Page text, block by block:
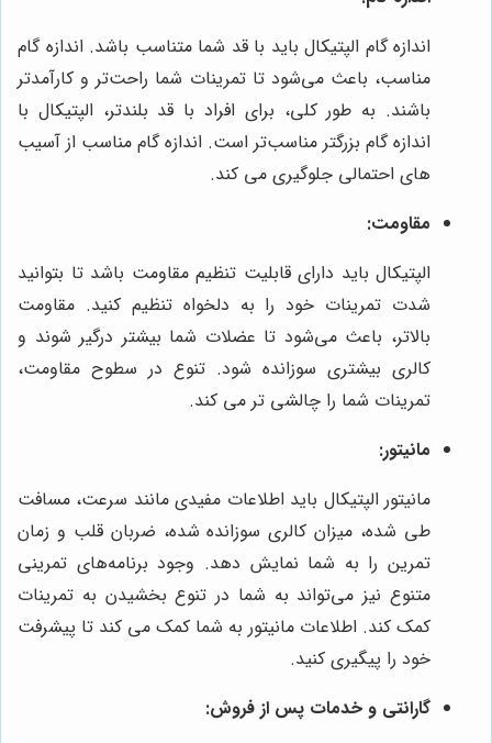
اندازه گام الپتیکال باید با قد شما متناسب باشد. اندازه گام
مناسب، باعث می‌شود تا تمرینات شما راحت‌تر و کارآمدتر
باشند. به طور کلی، برای افراد با قد بلندتر، الپتیکال با
اندازه گام بزرگتر مناسب‌تر است. اندازه گام مناسب از آسیب
های احتمالی جلوگیری می کند.
مقاومت:
الپتیکال باید دارای قابلیت تنظیم مقاومت باشد تا بتوانید
شدت تمرینات خود را به دلخواه تنظیم کنید. مقاومت
بالاتر، باعث می‌شود تا عضلات شما بیشتر درگیر شوند و
کالری بیشتری سوزانده شود. تنوع در سطوح مقاومت،
تمرینات شما را چالشی تر می کند.
مانیتور:
مانیتور الپتیکال باید اطلاعات مفیدی مانند سرعت، مسافت
طی شده، میزان کالری سوزانده شده، ضربان قلب و زمان
تمرین را به شما نمایش دهد. وجود برنامه‌های تمرینی
متنوع نیز می‌تواند به شما در تنوع بخشیدن به تمرینات
کمک کند. اطلاعات مانیتور به شما کمک می کند تا پیشرفت
خود را پیگیری کنید.
گارانتی و خدمات پس از فروش: